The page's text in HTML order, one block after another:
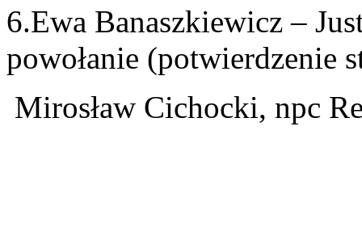
6.Ewa Banaszkiewicz –
powołanie (potwierdzenie
Mirosław Cichocki, npc